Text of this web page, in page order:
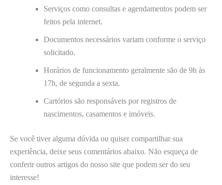
Serviços como consultas e agendamentos podem ser
feitos pela internet.
Documentos necessários variam conforme o serviço
solicitado.
Horários de funcionamento geralmente são de 9h às
17h, de segunda a sexta.
Cartórios são responsáveis por registros de
nascimentos, casamentos e imóveis.
Se você tiver alguma dúvida ou quiser compartilhar sua
experiência, deixe seus comentários abaixo. Não esqueça de
conferir outros artigos do nosso site que podem ser do seu
interesse!